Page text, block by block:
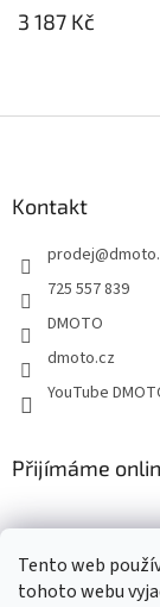
Tento web
tohoto webu
3 187 Kč
Kontakt
prodej@
725 557 839
DMOTO
dmoto.cz
YouTube
Přijímáme